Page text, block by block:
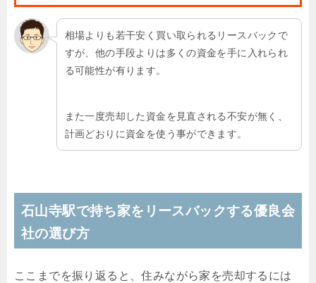
相場よりも若干安く買い取られるリースバックで
すが、他の手段よりは多くの資金を手に入れられ
る可能性が有ります。
また一度売却した資金を見直される不安が無く、
計画どおりに資金を使う事ができます。
石山寺駅で持ち家をリースバックする優良会
社の選び方
ここまでを振り返ると、住みながら家を売却するには